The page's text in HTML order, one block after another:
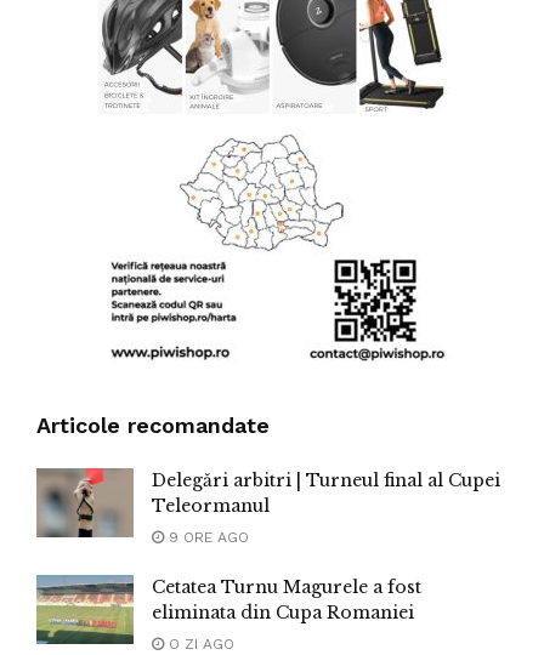
Articole recomandate
Delegări arbitri | Turneul final al Cupei
Teleormanul
9 ORE AGO
Cetatea Turnu Magurele a fost
eliminata din Cupa Romaniei
O ZI AGO